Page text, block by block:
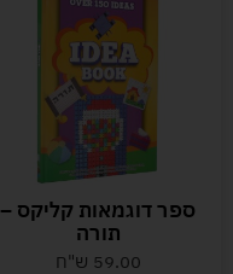
ספר דוגמאות קליקס –
תורה
59.00 ש"ח